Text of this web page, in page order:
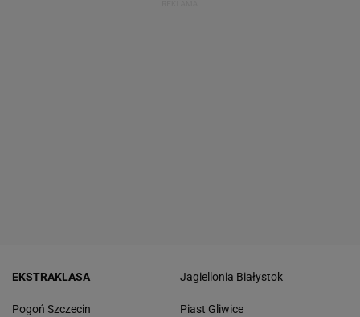
EKSTRAKLASA
Pogoń Szczecin
Jagiellonia Białystok
Piast Gliwice